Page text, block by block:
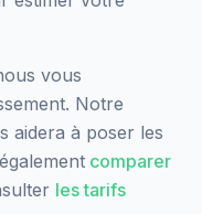
vous
Notre
aidera à poser les
comparer
les tarifs